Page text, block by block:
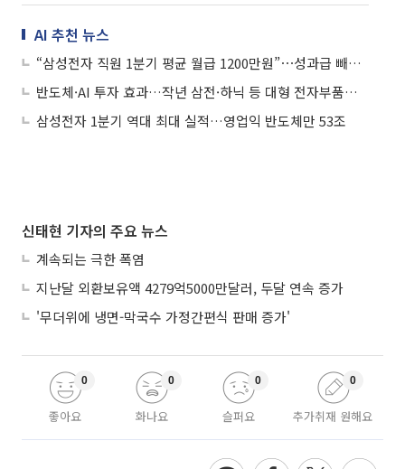
AI 추천 뉴스
“삼성전자 직원 1분기 평균 월급 1200만원”⋯성과급 빼도 연봉 1.4억
반도체·AI 투자 효과…작년 삼전·하닉 등 대형 전자부품업 월급 1000만원
삼성전자 1분기 역대 최대 실적…영업익 반도체만 53조
신태현 기자의 주요 뉴스
계속되는 극한 폭염
지난달 외환보유액 4279억5000만달러, 두달 연속 증가
'무더위에 냉면-막국수 가정간편식 판매 증가'
좋아요
0
화나요
0
슬퍼요
0
추가취재 원해요
0